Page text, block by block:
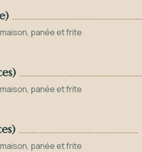
panée et frite
panée et frite
panée et frite